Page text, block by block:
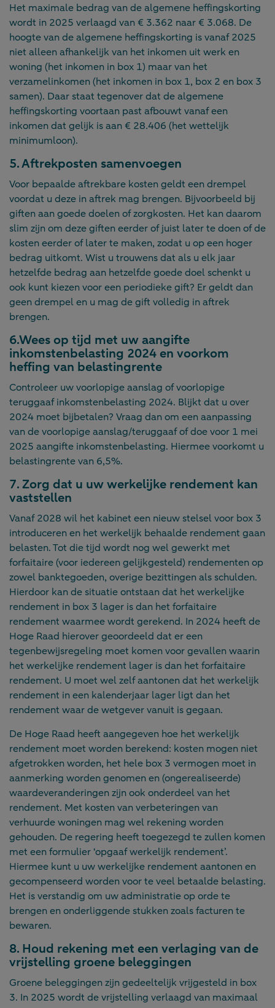
Het maximale bedrag van de algemene heffingskorting
wordt in 2025 verlaagd van € 3.362 naar € 3.068. De
hoogte van de algemene heffingskorting is vanaf 2025
niet alleen afhankelijk van het inkomen uit werk en
woning (het inkomen in box 1) maar van het
verzamelinkomen (het inkomen in box 1, box 2 en box 3
samen). Daar staat tegenover dat de algemene
heffingskorting voortaan past afbouwt vanaf een
inkomen dat gelijk is aan € 28.406 (het wettelijk
minimumloon).
5. Aftrekposten samenvoegen
Voor bepaalde aftrekbare kosten geldt een drempel
voordat u deze in aftrek mag brengen. Bijvoorbeeld bij
giften aan goede doelen of zorgkosten. Het kan daarom
slim zijn om deze giften eerder of juist later te doen of de
kosten eerder of later te maken, zodat u op een hoger
bedrag uitkomt. Wist u trouwens dat als u elk jaar
hetzelfde bedrag aan hetzelfde goede doel schenkt u
ook kunt kiezen voor een periodieke gift? Er geldt dan
geen drempel en u mag de gift volledig in aftrek
brengen.
6.Wees op tijd met uw aangifte
inkomstenbelasting 2024 en voorkom
heffing van belastingrente
Controleer uw voorlopige aanslag of voorlopige
teruggaaf inkomstenbelasting 2024. Blijkt dat u over
2024 moet bijbetalen? Vraag dan om een aanpassing
van de voorlopige aanslag/teruggaaf of doe voor 1 mei
2025 aangifte inkomstenbelasting. Hiermee voorkomt u
belastingrente van 6,5%.
7. Zorg dat u uw werkelijke rendement kan
vaststellen
Vanaf 2028 wil het kabinet een nieuw stelsel voor box 3
introduceren en het werkelijk behaalde rendement gaan
belasten. Tot die tijd wordt nog wel gewerkt met
forfaitaire (voor iedereen gelijkgesteld) rendementen op
zowel banktegoeden, overige bezittingen als schulden.
Hierdoor kan de situatie ontstaan dat het werkelijke
rendement in box 3 lager is dan het forfaitaire
rendement waarmee wordt gerekend. In 2024 heeft de
Hoge Raad hierover geoordeeld dat er een
tegenbewijsregeling moet komen voor gevallen waarin
het werkelijke rendement lager is dan het forfaitaire
rendement. U moet wel zelf aantonen dat het werkelijk
rendement in een kalenderjaar lager ligt dan het
rendement waar de wetgever vanuit is gegaan.
De Hoge Raad heeft aangegeven hoe het werkelijk
rendement moet worden berekend: kosten mogen niet
afgetrokken worden, het hele box 3 vermogen moet in
aanmerking worden genomen en (ongerealiseerde)
waardeveranderingen zijn ook onderdeel van het
rendement. Met kosten van verbeteringen van
verhuurde woningen mag wel rekening worden
gehouden. De regering heeft toegezegd te zullen komen
met een formulier ‘opgaaf werkelijk rendement’.
Hiermee kunt u uw werkelijke rendement aantonen en
gecompenseerd worden voor te veel betaalde belasting.
Het is verstandig om uw administratie op orde te
brengen en onderliggende stukken zoals facturen te
bewaren.
8. Houd rekening met een verlaging van de
vrijstelling groene beleggingen
Groene beleggingen zijn gedeeltelijk vrijgesteld in box
3. In 2025 wordt de vrijstelling verlaagd van maximaal